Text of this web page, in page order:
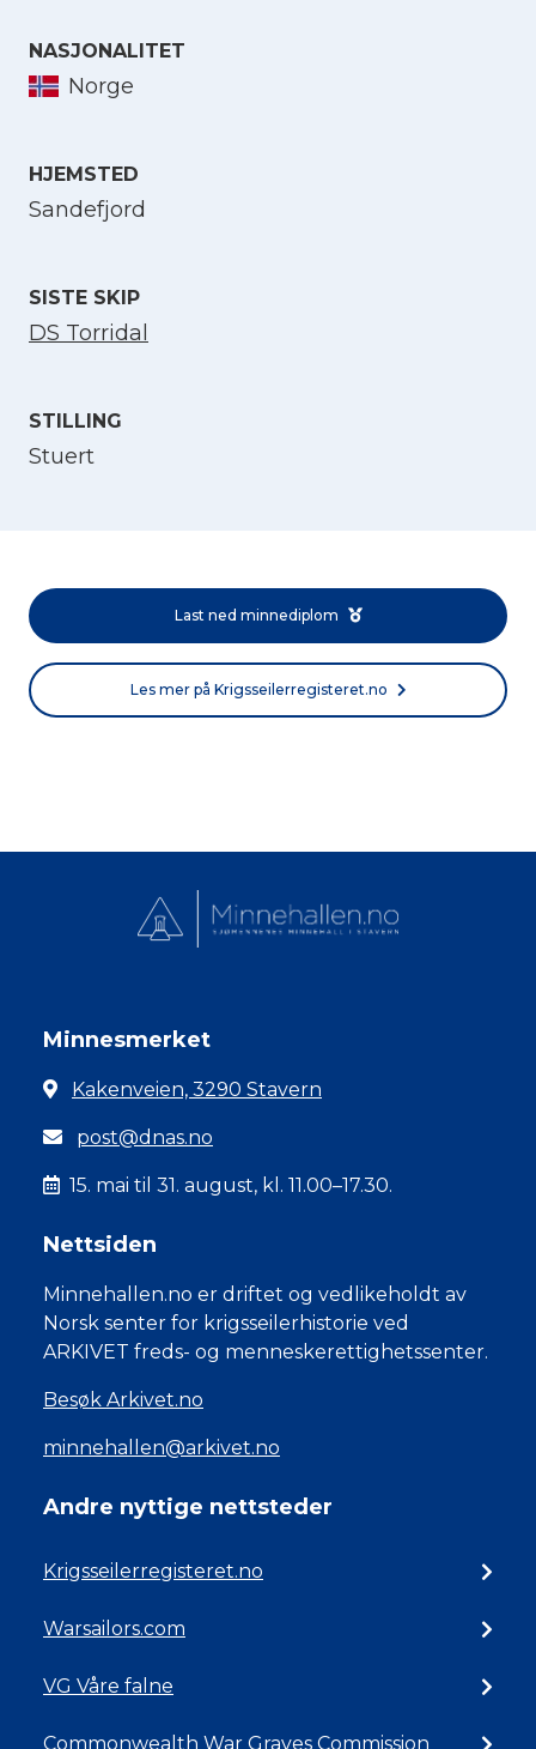
NASJONALITET
Norge
HJEMSTED
Sandefjord
SISTE SKIP
DS Torridal
STILLING
Stuert
Last ned minnediplom
Les mer på Krigsseilerregisteret.no
Minnesmerket
Kakenveien, 3290 Stavern
post@dnas.no
15. mai til 31. august, kl. 11.00–17.30.
Nettsiden
Minnehallen.no er driftet og vedlikeholdt av
Norsk senter for krigsseilerhistorie ved
ARKIVET freds- og menneskerettighetssenter.
Besøk Arkivet.no
minnehallen@arkivet.no
Andre nyttige nettsteder
Krigsseilerregisteret.no
Warsailors.com
VG Våre falne
Commonwealth War Graves Commission
Norsk bokmål